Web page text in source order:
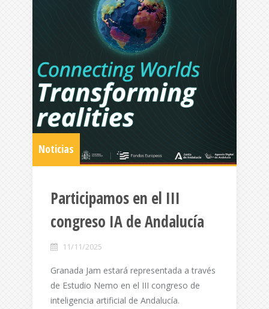
Noticias
Participamos en el III
congreso IA de Andalucía
11/11/2025
Granada Jam estará representada a través
de Estudio Nemo en el III congreso de
inteligencia artificial de Andalucía.